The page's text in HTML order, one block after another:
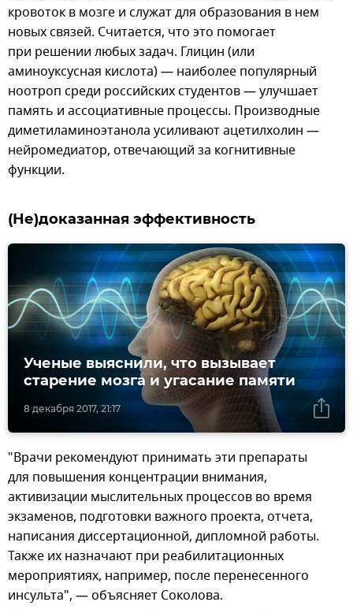
кровоток в мозге и служат для образования в нем
новых связей. Считается, что это помогает
при решении любых задач. Глицин (или
аминоуксусная кислота) — наиболее популярный
ноотроп среди российских студентов — улучшает
память и ассоциативные процессы. Производные
диметиламиноэтанола усиливают ацетилхолин —
нейромедиатор, отвечающий за когнитивные
функции.
(Не)доказанная эффективность
8 декабря 2017, 21:17
Ученые выяснили, что вызывает
старение мозга и угасание памяти
"Врачи рекомендуют принимать эти препараты
для повышения концентрации внимания,
активизации мыслительных процессов во время
экзаменов, подготовки важного проекта, отчета,
написания диссертационной, дипломной работы.
Также их назначают при реабилитационных
мероприятиях, например, после перенесенного
инсульта", — объясняет Соколова.